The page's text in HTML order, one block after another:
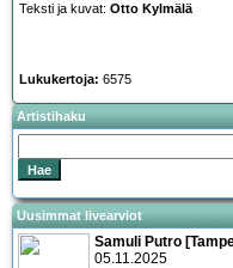
Teksti ja kuvat: Otto Kylmälä
Lukukertoja: 6575
Artistihaku
Uusimmat livearviot
Samuli Putro
05.11.2025